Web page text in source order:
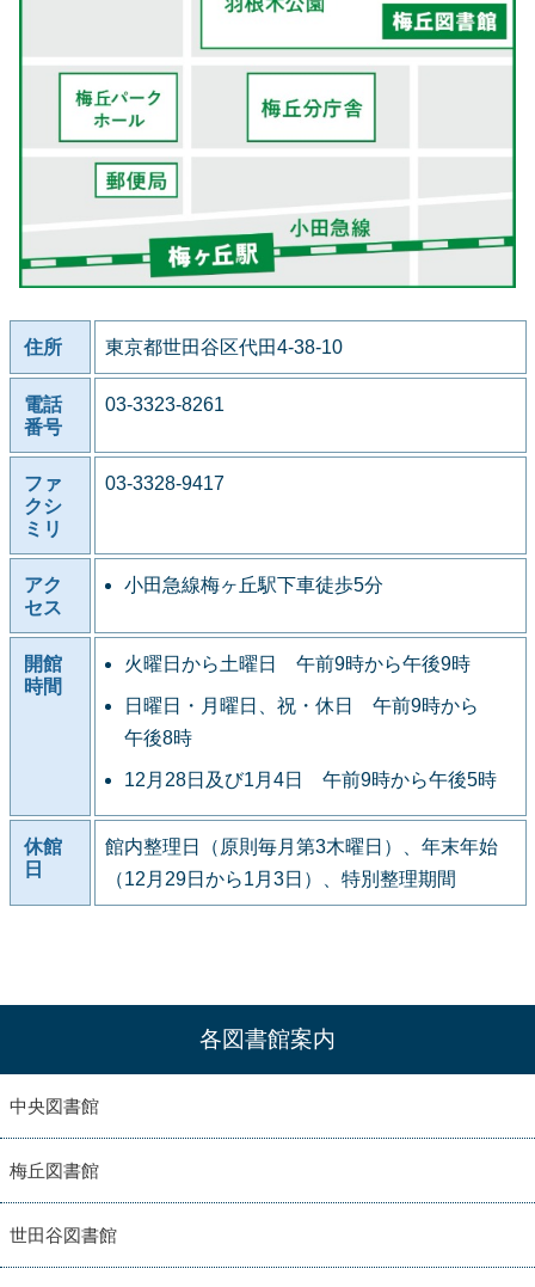
住所 東京都世田谷区代田4-38-10
電話
番号
03-3323-8261
ファ
クシ
ミリ
03-3328-9417
アク
セス
小田急線梅ヶ丘駅下車徒歩5分
開館
時間
火曜日から土曜日 午前9時から午後9時
日曜日・月曜日、祝・休日 午前9時から
午後8時
12月28日及び1月4日 午前9時から午後5時
休館
日
館内整理日（原則毎月第3木曜日）、年末年始
（12月29日から1月3日）、特別整理期間
各図書館案内
中央図書館
梅丘図書館
世田谷図書館